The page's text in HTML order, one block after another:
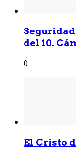
del 10.
0
El Cristo